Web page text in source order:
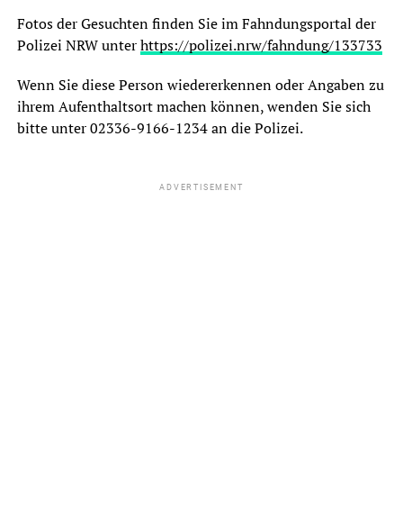
Fotos der Gesuchten finden Sie im Fahndungsportal der
Polizei NRW unterhttps://polizei.nrw/fahndung/133733
Wenn Sie diese Person wiedererkennen oder Angaben zu
ihrem Aufenthaltsort machen können, wenden Sie sich
bitte unter 02336-9166-1234 an die Polizei.
ADVERTISEMENT